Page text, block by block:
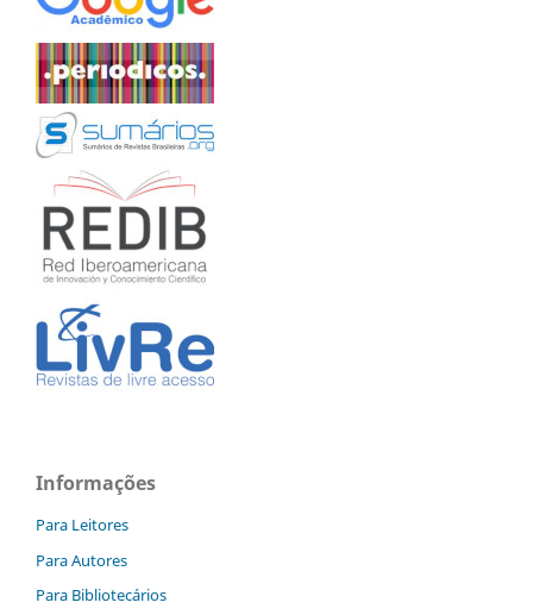
Informações
Para Leitores
Para Autores
Para Bibliotecários